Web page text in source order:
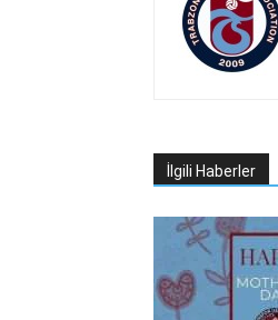
İlgili Haberler